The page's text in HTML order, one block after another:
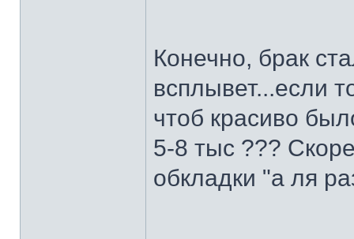
Конечно, брак
всплывет...если
чтоб красиво
5-8 тыс ???
обкладки "а ля